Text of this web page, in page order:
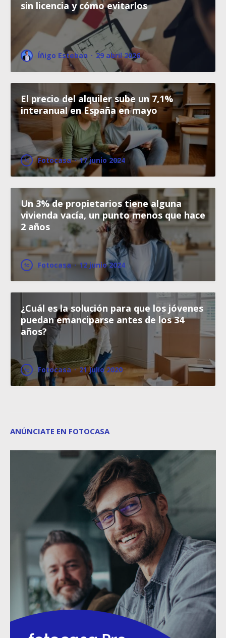
sin licencia y cómo evitarlos
Íñigo Esteban · 29 abril 2026
El precio del alquiler sube un 7,1%
interanual en España en mayo
Fotocasa · 17 junio 2024
Un 3% de propietarios tiene alguna
vivienda vacía, un punto menos que hace
2 años
Fotocasa · 12 junio 2024
¿Cuál es la solución para que los jóvenes
puedan emanciparse antes de los 34
años?
Fotocasa · 21 julio 2020
ANÚNCIATE EN FOTOCASA